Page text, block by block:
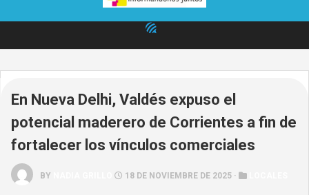
En Nueva Delhi, Valdés expuso el
potencial maderero de Corrientes a fin de
fortalecer los vínculos comerciales
BY 18 DE NOVIEMBRE DE 2025 ·